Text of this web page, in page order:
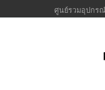
ศูนย์รวมอุปกร